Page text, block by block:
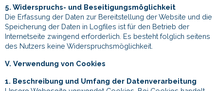
5. Widerspruchs- und Beseitigungsmöglichkeit
Die Erfassung der Daten zur Bereitstellung der Website und die
Speicherung der Daten in Logfiles ist für den Betrieb der
Internetseite zwingend erforderlich. Es besteht folglich seitens
des Nutzers keine Widerspruchsmöglichkeit.
V. Verwendung von Cookies
1. Beschreibung und Umfang der Datenverarbeitung